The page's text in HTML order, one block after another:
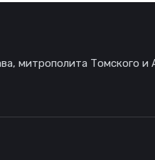
митрополита Томского и